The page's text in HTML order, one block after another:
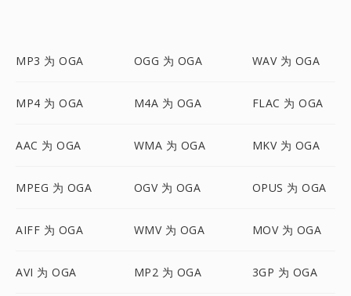
MP3 为 OGA OGG 为 OGA WAV 为 OGA
MP4 为 OGA M4A 为 OGA FLAC 为 OGA
AAC 为 OGA WMA 为 OGA MKV 为 OGA
MPEG 为 OGA OGV 为 OGA OPUS 为 OGA
AIFF 为 OGA WMV 为 OGA MOV 为 OGA
AVI 为 OGA MP2 为 OGA 3GP 为 OGA